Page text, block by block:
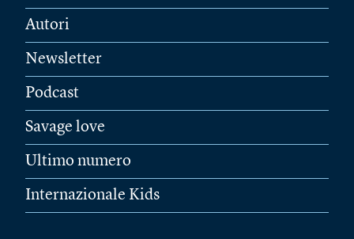
Autori
Newsletter
Podcast
Savage love
Ultimo numero
Internazionale Kids